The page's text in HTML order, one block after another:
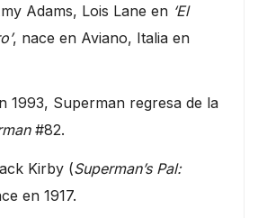
Adams, Lois Lane en ‘El
, nace en Aviano, Italia en
1993, Superman regresa de la
#82.
Kirby (Superman’s Pal:
en 1917.